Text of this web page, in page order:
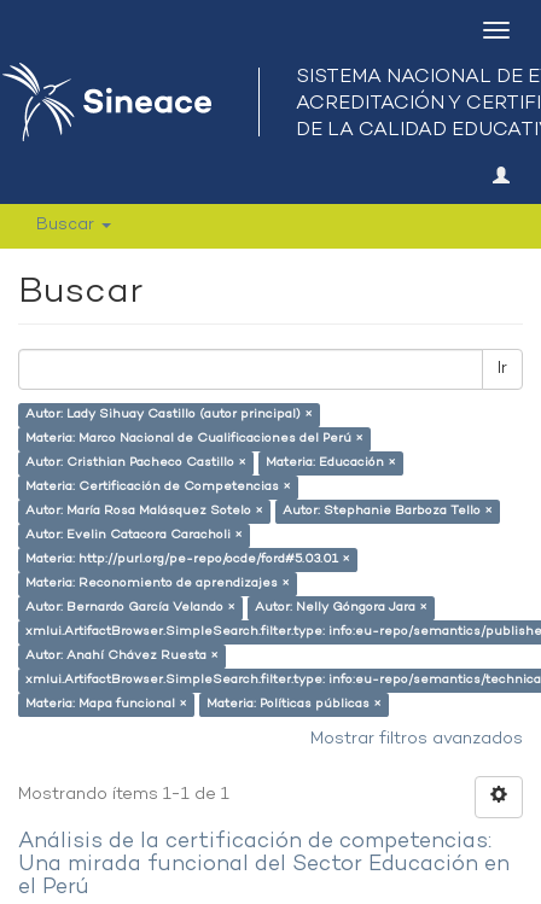
Buscar
Buscar
Ir
Autor: Lady Sihuay Castillo (autor principal) ×
Materia: Marco Nacional de Cualificaciones del Perú ×
Autor: Cristhian Pacheco Castillo ×
Materia: Educación ×
Materia: Certificación de Competencias ×
Autor: María Rosa Malásquez Sotelo ×
Autor: Stephanie Barboza Tello ×
Autor: Evelin Catacora Caracholi ×
Materia: http://purl.org/pe-repo/ocde/ford#5.03.01 ×
Materia: Reconomiento de aprendizajes ×
Autor: Bernardo García Velando ×
Autor: Nelly Góngora Jara ×
xmlui.ArtifactBrowser.SimpleSearch.filter.type: info:eu-repo/semantics/
Autor: Anahí Chávez Ruesta ×
xmlui.ArtifactBrowser.SimpleSearch.filter.type: info:eu-repo/semantics/
Materia: Mapa funcional ×
Materia: Políticas públicas ×
Mostrar filtros avanzados
Mostrando ítems 1-1 de 1
Análisis de la certificación de competencias:
Una mirada funcional del Sector Educación en
el Perú